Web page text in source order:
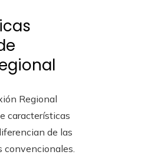
Regional
características
de las
convencionales.